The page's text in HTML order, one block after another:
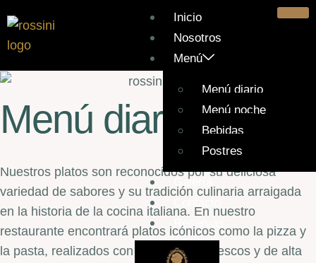
Inicio
Nosotros
Menú
Menú diario
Menú noche
Bebidas
Postres
Galería
Reservas
Menú diario
Nuestros platos son reconocidos por su deliciosa
variedad de sabores y su tradición culinaria arraigada
en la historia de la cocina italiana. En nuestro
restaurante encontrará platos icónicos como la pizza y
la pasta, realizados con ingredientes frescos y de alta